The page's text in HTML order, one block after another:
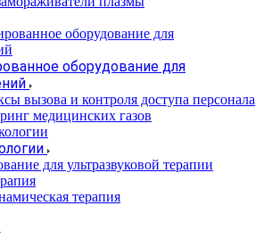
оборудование для
вызова и контроля доступа персонала
медицинских газов
для ультразвуковой терапии
терапия